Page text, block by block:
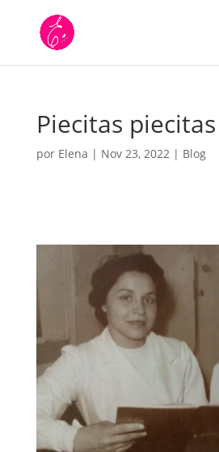
Piecitas piecitas
por Elena | Nov 23, 2022| Blog